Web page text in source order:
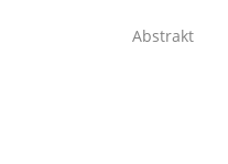
Abstrakt